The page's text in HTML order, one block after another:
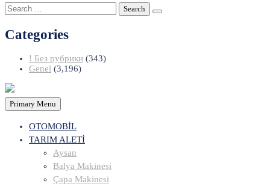
Search
for:
Categories
! Без рубрики (343)
Genel (3,196)
Primary Menu
OTOMOBİL
TARIM ALETİ
Aysan
Balya Makinesi
Çapa Makinesi